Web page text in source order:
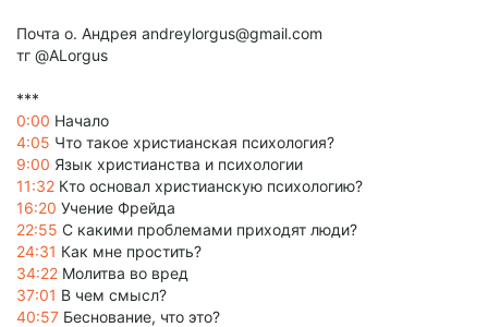
Почта о. Андрея andreylorgus@gmail.com
тг @ALorgus
***
0:00 Начало
4:05 Что такое христианская психология?
9:00 Язык христианства и психологии
11:32 Кто основал христианскую психологию?
16:20 Учение Фрейда
22:55 С какими проблемами приходят люди?
24:31 Как мне простить?
34:22 Молитва во вред
37:01 В чем смысл?
40:57 Беснование, что это?